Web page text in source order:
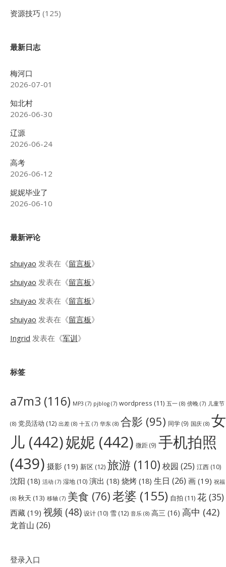
资源技巧 (125)
最新日志
梅河口
2026-07-01
知北村
2026-06-30
辽源
2026-06-24
高考
2026-06-12
妮妮毕业了
2026-06-10
最新评论
shuiyao 发表在《留言板》
shuiyao 发表在《留言板》
shuiyao 发表在《留言板》
shuiyao 发表在《留言板》
Ingrid 发表在《军训》
标签
a7m3 (116) MP3 (7) pjblog (7) wordpress (11) 五一 (8) 傍晚 (7) 儿童节
(8) 党员活动 (12) 出差 (8) 十五 (7) 华东 (8) 合影 (95) 同学(9) 国庆 (8) 女
儿 (442)妮妮 (442) 微距(9) 手机拍照
(439) 摄影 (19) 新区 (12) 旅游 (110) 校园 (25) 江西 (10)
沈阳 (18) 活动 (7) 湿地 (10) 演出 (18) 烧烤 (18) 生日 (26) 画 (19) 祝福
(8) 秋天 (13) 移轴 (7) 美食 (76)老婆 (155) 自拍 (11) 花 (35)
西藏 (19) 视频 (48) 设计 (10) 雪 (12) 音乐 (8) 高三 (16) 高中 (42)
龙首山 (26)
登录入口